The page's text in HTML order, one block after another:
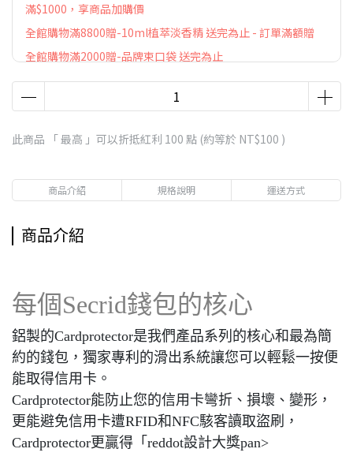
滿$1000，享商品加購價
全館購物滿8800贈-10ml植萃淡香精 送完為止 - 訂單滿額贈
全館購物滿2000贈-品牌束口袋 送完為止
此商品 「 最高 」可以折抵紅利 100 點 (約等於 NT$100 )
商品介紹 規格說明 運送方式
商品介紹
每個Secrid錢包的核心
鋁製的Cardprotector是我們產品系列的核心和最為簡
約的錢包，獨家專利的滑出系統讓您可以輕鬆一按便
能取得信用卡。
Cardprotector能防止您的信用卡彎折、損壞、變形，
更能避免信用卡遭RFID和NFC駭客讀取盜刷，
Cardprotector更贏得「reddot設計大獎pan>